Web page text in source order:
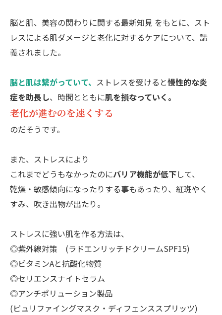
脳と肌、美容の関わりに関する最新知見 をもとに、 スト
レスによる肌ダメージと老化に対するケアについて、 講
義されました。
脳と肌は繋がっていて、 ストレスを受けると慢性的な炎
症を助長し、 時間とともに肌を損なっていく。
老化が進むのを速くする
のだそうです。
また、ストレスにより
これまでどうもなかったのにバリア機能が低下して、
乾燥・ 敏感傾向になったりする事もあったり、紅斑やく
すみ、吹き出物が出たり。
ストレスに強い肌を作る方法は、
◎紫外線対策 (ラドエンリッチドクリームSPF15)
◎ビタミンAと抗酸化物質
◎セリエンスナイトセラム
◎アンチポリューション製品
(ピュリファイングマスク・ディフェンススプリッツ)